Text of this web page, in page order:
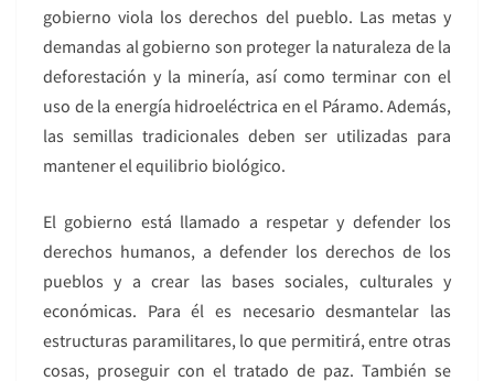
gobierno viola los derechos del pueblo. Las metas y
demandas al gobierno son proteger la naturaleza de la
deforestación y la minería, así como terminar con el
uso de la energía hidroeléctrica en el Páramo. Además,
las semillas tradicionales deben ser utilizadas para
mantener el equilibrio biológico.
El gobierno está llamado a respetar y defender los
derechos humanos, a defender los derechos de los
pueblos y a crear las bases sociales, culturales y
económicas. Para él es necesario desmantelar las
estructuras paramilitares, lo que permitirá, entre otras
cosas, proseguir con el tratado de paz. También se